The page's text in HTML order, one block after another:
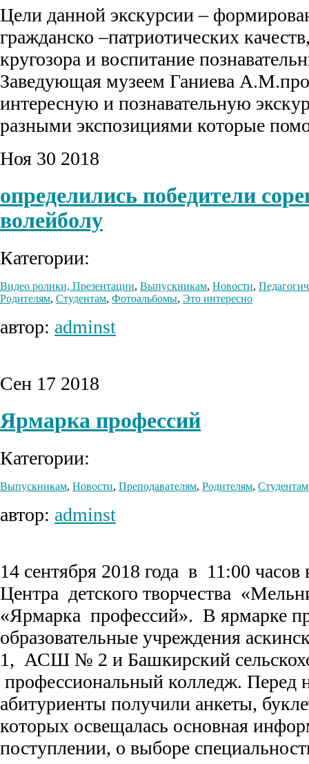
Цели данной экскурсии –
гражданско –патриотических
кругозора и воспитание
Заведующая музеем Ганиева
интересную и познавательную
разными экспозициями которые
Ноя 30 2018
определились победители
волейболу
Категории:
Видео ролики, Презентации, Выпускникам, Новости,
Родителям, Студентам, Фотоальбомы, Это интересно
автор: adminst
Сен 17 2018
Ярмарка профессий
Категории:
Выпускникам, Новости, Преподавателям, Родителям, Студентам
автор: adminst
14 сентября 2018 года в 11:00
Центра детского творчества
«Ярмарка профессий». В ярмарке
образовательные учреждения
1, АСШ № 2 и Башкирский
профессиональный колледж. Перед
абитуриенты получили анкеты,
которых освещалась основная
поступлении, о выборе